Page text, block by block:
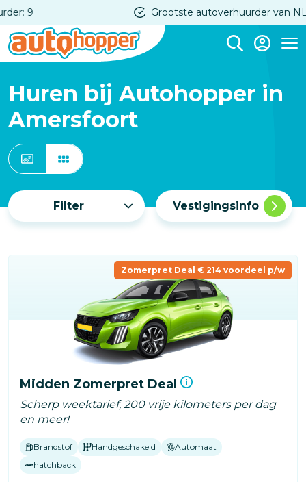
Overslaan
en
naar
inhoud
gaan
Grootste autoverhuurder van NL
Huren bij Autohopper in
Amersfoort
Filter Vestigingsinfo
Zomerpret Deal € 214 voordeel p/w
Midden Zomerpret Deal
Scherp weektarief, 200 vrije kilometers per dag
en meer!
Brandstof Handgeschakeld
Automaat
hatchback